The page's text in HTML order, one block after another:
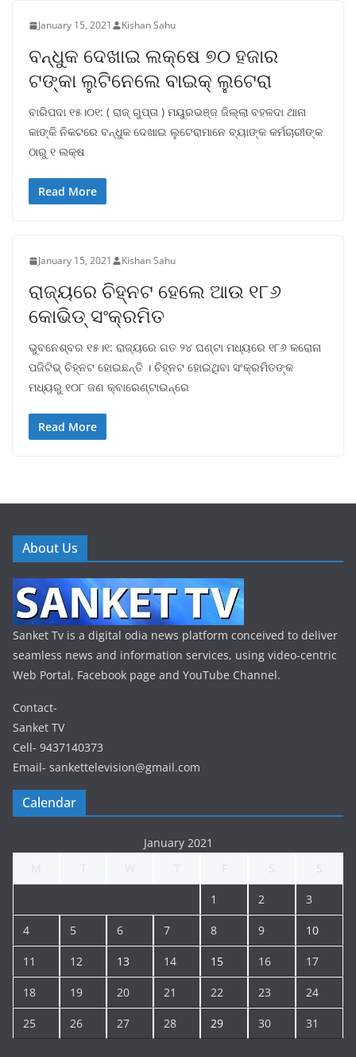
January 15, 2021 Kishan Sahu
ବନ୍ଧୁକ ଦେଖାଇ ଲକ୍ଷେ ୭୦ ହଜାର
ଟଙ୍କା ଲୁଟିନେଲେ ବାଇକ୍ ଲୁଟେରା
ବାରିପଦା ୧୫।୦୧: ( ରାଜ୍ ଗୁପ୍ତା ) ମୟୁରଭଞ୍ଜ ଜିଲ୍ଲା ବହଳଦା ଥାନା
କାଙ୍କି ନିକଟରେ ବନ୍ଧୁକ ଦେଖାଇ ଲୁଟେରାମାନେ ବ୍ୟାଙ୍କ କର୍ମଚାରୀଙ୍କ
ଠାରୁ ୧ ଲକ୍ଷ
Read More
January 15, 2021 Kishan Sahu
ରାଜ୍ୟରେ ଚିହ୍ନଟ ହେଲେ ଆଉ ୧୮୬
କୋଭିଡ୍ ସଂକ୍ରମିତ
ଭୁବନେଶ୍ବର ୧୫।୧: ରାଜ୍ୟରେ ଗତ ୨୪ ଘଣ୍ଟା ମଧ୍ୟରେ ୧୮୬ କରୋନା
ପଜିଟିଭ୍ ଚିହ୍ନଟ ହୋଇଛନ୍ତି । ଚିହ୍ନଟ ହୋଇଥିବା ସଂକ୍ରମିତଙ୍କ
ମଧ୍ୟରୁ ୧୦୮ ଜଣ କ୍ବାରେଣ୍ଟାଇନ୍‌ରେ
Read More
About Us
Sanket Tv is a digital odia news platform conceived to deliver
seamless news and information services, using video-centric
Web Portal, Facebook page and YouTube Channel.
Contact-
Sanket TV
Cell- 9437140373
Email- sankettelevision@gmail.com
Calendar
January 2021
1 2 3
4 5 6 7 8 9 10
11 12 13 14 15 16 17
18 19 20 21 22 23 24
25 26 27 28 29 30 31